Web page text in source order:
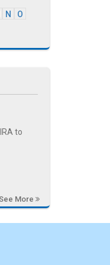
N
O
to
More